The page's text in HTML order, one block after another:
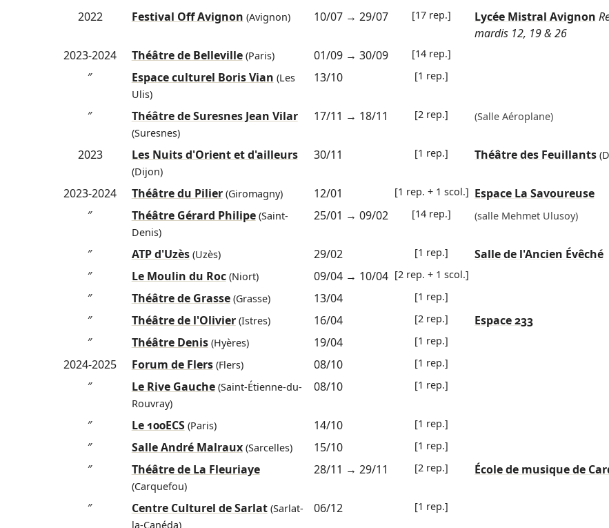
2022 Festival Off Avignon (Avignon) 10/07→ 29/07 [17 rep.] Lycée Mistral Avignon
mardis 12, 19 & 26
2023-2024
Théâtre de Belleville(Paris) 01/09→ 30/09 [14 rep.]
″ Espace culturel Boris Vian (Les
Ulis)
13/10 [1 rep.]
″ Théâtre de Suresnes Jean Vilar
(Suresnes)
17/11 → 18/11 [2 rep.] (Salle Aéroplane)
2023 Les Nuits d'Orient et d'ailleurs
(Dijon)
30/11 [1 rep.] Théâtre des Feuillants
2023-2024 Théâtre du Pilier(Giromagny) 12/01 [1 rep. + 1 scol.] Espace La Savoureuse
″
Théâtre Gérard Philipe(Saint-
Denis)
25/01 → 09/02 [14 rep.] (salle Mehmet Ulusoy)
″ ATP d'Uzès(Uzès) 29/02 [1 rep.]
Salle de l'Ancien Évêché
″
Le Moulin du Roc(Niort) 09/04→ 10/04 [2 rep. + 1 scol.]
″ Théâtre de Grasse(Grasse) 13/04 [1 rep.]
″ Théâtre de l'Olivier(Istres) 16/04 [2 rep.]
Espace 233
″
Théâtre Denis(Hyères) 19/04 [1 rep.]
2024-2025 Forum de Flers(Flers) 08/10 [1 rep.]
″ Le Rive Gauche(Saint-Étienne-du-
Rouvray)
08/10 [1 rep.]
″ Le 100ECS(Paris) 14/10 [1 rep.]
″ Salle André Malraux(Sarcelles) 15/10 [1 rep.]
″ Théâtre de La Fleuriaye
(Carquefou)
28/11 → 29/11 [2 rep.] École de musique de
″ Centre Culturel de Sarlat(Sarlat-
la-Canéda)
06/12 [1 rep.]